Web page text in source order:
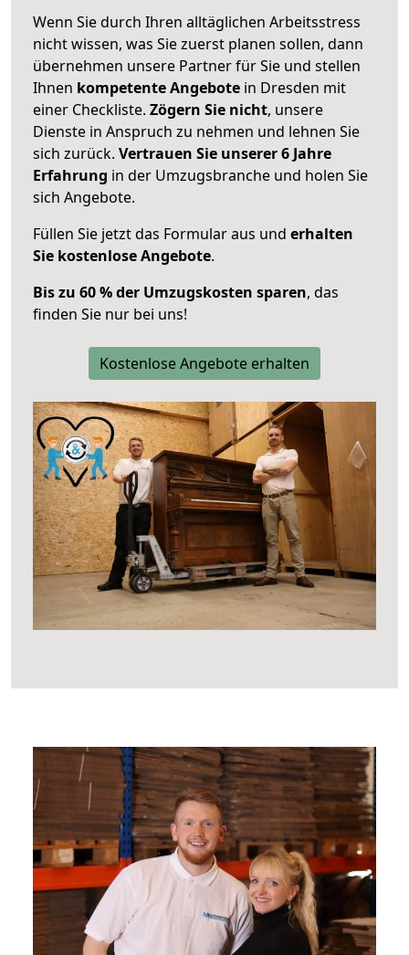
Wenn Sie durch Ihren alltäglichen Arbeitsstress
nicht wissen, was Sie zuerst planen sollen, dann
übernehmen unsere Partner für Sie und stellen
Ihnen kompetente Angebote in Dresden mit
einer Checkliste. Zögern Sie nicht, unsere
Dienste in Anspruch zu nehmen und lehnen Sie
sich zurück. Vertrauen Sie unserer 6 Jahre
Erfahrung in der Umzugsbranche und holen Sie
sich Angebote.
Füllen Sie jetzt das Formular aus und erhalten
Sie kostenlose Angebote.
Bis zu 60 % der Umzugskosten sparen, das
finden Sie nur bei uns!
Kostenlose Angebote erhalten